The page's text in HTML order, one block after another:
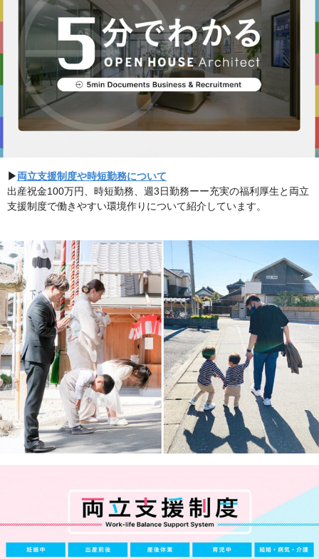
▶︎両立支援制度や時短勤務について
出産祝金100万円、時短勤務、週3日勤務ーー充実の福利厚生と両立
支援制度で働きやすい環境作りについて紹介しています。